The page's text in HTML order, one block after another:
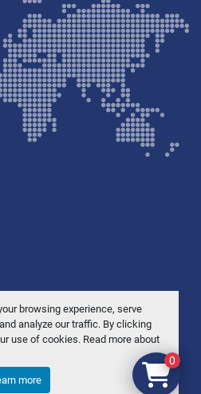
browsing experience, serve
analyze our traffic. By clicking
use of cookies. Read more about
more
2026 0